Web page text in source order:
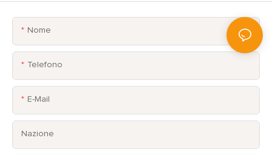
Nome
Telefono
E-Mail
Nazione